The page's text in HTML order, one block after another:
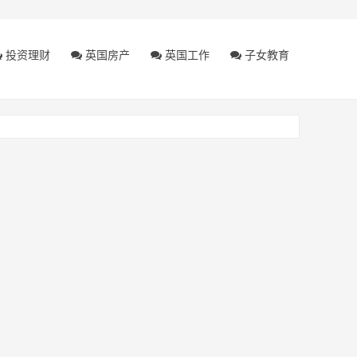
投资理财 英国房产 英国工作 子女教育